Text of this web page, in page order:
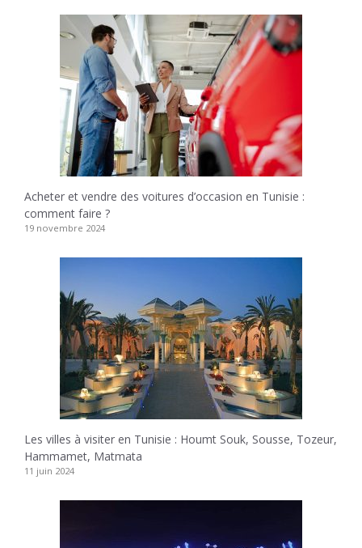
Acheter et vendre des voitures d’occasion en Tunisie :
comment faire ?
19 novembre 2024
Les villes à visiter en Tunisie : Houmt Souk, Sousse, Tozeur,
Hammamet, Matmata
11 juin 2024